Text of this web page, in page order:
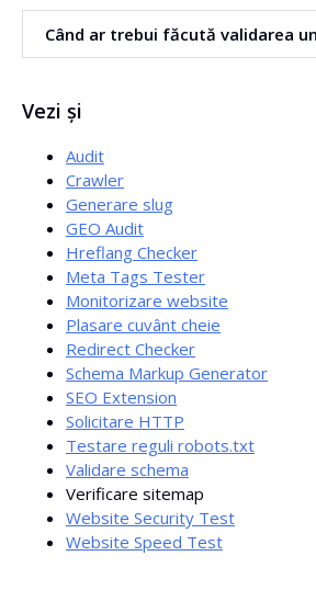
Cele mai frecvente cauze sunt XML
sau returnarea unei pagini HTML în
Instrumentul te ajută să identifici
Când ar trebui făcută validarea
Google Search Console sau Bing
Vezi și
Audit
Crawler
Generare slug
GEO Audit
Hreflang Checker
Meta Tags Tester
Monitorizare website
Plasare cuvânt cheie
Redirect Checker
Schema Markup Generator
SEO Extension
Solicitare HTTP
Testare reguli robots.txt
Validare schema
Verificare sitemap
Website Security Test
Website Speed Test